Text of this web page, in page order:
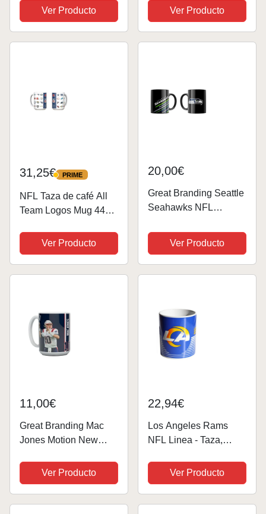
cerámica, azul/rojo,
talla única
Ver Producto
Wallpaper Tasse -
Stück
Ver Producto
31,25€ PRIME
PRIME
NFL Taza de café All
Team Logos Mug 440
Ver Producto
20,00€
Great Branding Seattle
Seahawks NFL
Stripes Tasse - Stück
Ver Producto
11,00€
Great Branding Mac
Jones Motion New
Taza (450 ml)
Ver Producto
22,94€
Los Angeles Rams
NFL Linea - Taza,
Ver Producto